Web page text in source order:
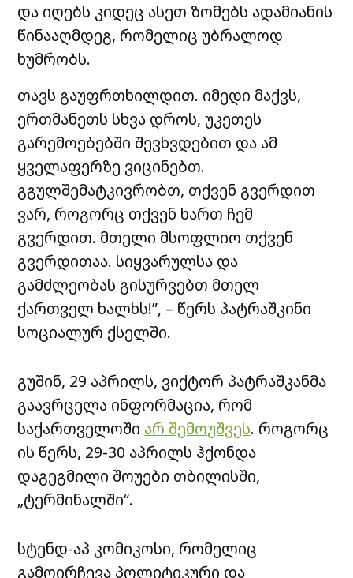
და იღებს კიდეც ასეთ ზომებს ადამიანის
წინააღმდეგ, რომელიც უბრალოდ
ხუმრობს.
თავს გაუფრთხილდით. იმედი მაქვს,
ერთმანეთს სხვა დროს, უკეთეს
გარემოებებში შევხვდებით და ამ
ყველაფერზე ვიცინებთ.
გგულშემატკივრობთ, თქვენ გვერდით
ვარ, როგორც თქვენ ხართ ჩემ
გვერდით. მთელი მსოფლიო თქვენ
გვერდითაა. სიყვარულსა და
გამძლეობას გისურვებთ მთელ
ქართველ ხალხს!”, – წერს პატრაშკინი
სოციალურ ქსელში.
გუშინ, 29 აპრილს, ვიქტორ პატრაშკანმა
გაავრცელა ინფორმაცია, რომ
საქართველოში არ შემოუშვეს. როგორც
ის წერს, 29-30 აპრილს ჰქონდა
დაგეგმილი შოუები თბილისში,
„ტერმინალში“.
სტენდ-აპ კომიკოსი, რომელიც
გამოირჩევა პოლიტიკური და